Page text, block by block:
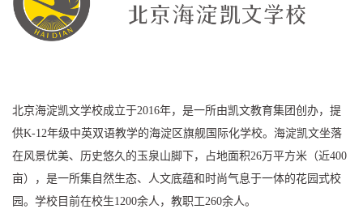
北京海淀凯文学校成立于2016年，是一所由凯文教育集团创办，提
供K-12年级中英双语教学的海淀区旗舰国际化学校。海淀凯文坐落
在风景优美、历史悠久的玉泉山脚下，占地面积26万平方米（近400
亩），是一所集自然生态、人文底蕴和时尚气息于一体的花园式校
园。学校目前在校生1200余人，教职工260余人。